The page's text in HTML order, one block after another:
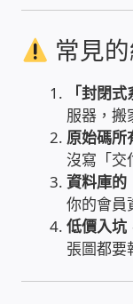
通航國際
DCS 數
NEC
安立達
聯盟電子
網路型門口
常見
「封閉
服器，搬
原始碼所
沒寫「交
資料庫的
你的會員
低價入坑
張圖都要